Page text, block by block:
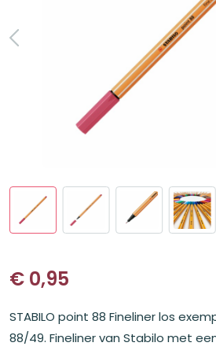
€ 0,95
STABILO point 88 Fineliner los
88/49. Fineliner van Stabilo met